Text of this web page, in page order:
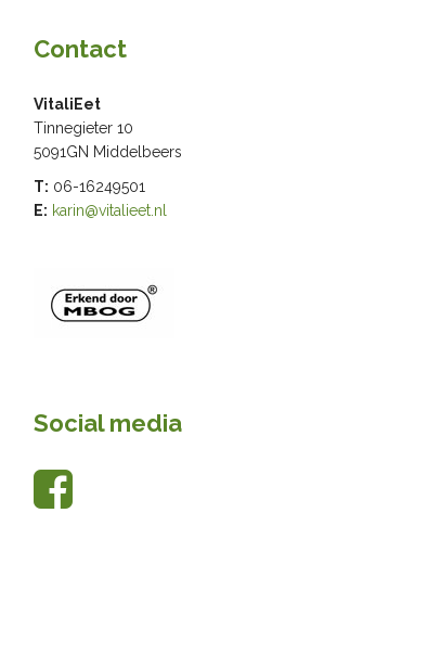
Contact
VitaliEet
Tinnegieter 10
5091GN Middelbeers
T: 06-16249501
E: karin@vitalieet.nl
Social media